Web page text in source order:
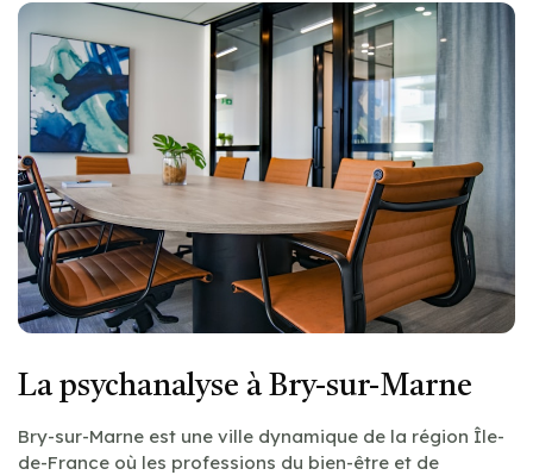
La psychanalyse à Bry-sur-Marne
Bry-sur-Marne est une ville dynamique de la région Île-
de-France où les professions du bien-être et de